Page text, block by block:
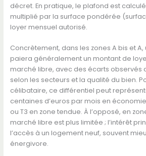
décret. En pratique, le plafond est
multiplié par la surface pondérée
loyer mensuel autorisé.
Concrètement, dans les zones A bis et
paiera généralement un montant de
marché libre, avec des écarts observés
selon les secteurs et la qualité du bien.
célibataire, ce différentiel peut
centaines d’euros par mois en
ou T3 en zone tendue. À l’opposé, en
marché libre est plus limitée ; l’intérêt
l’accès à un logement neuf, souvent
énergivore.